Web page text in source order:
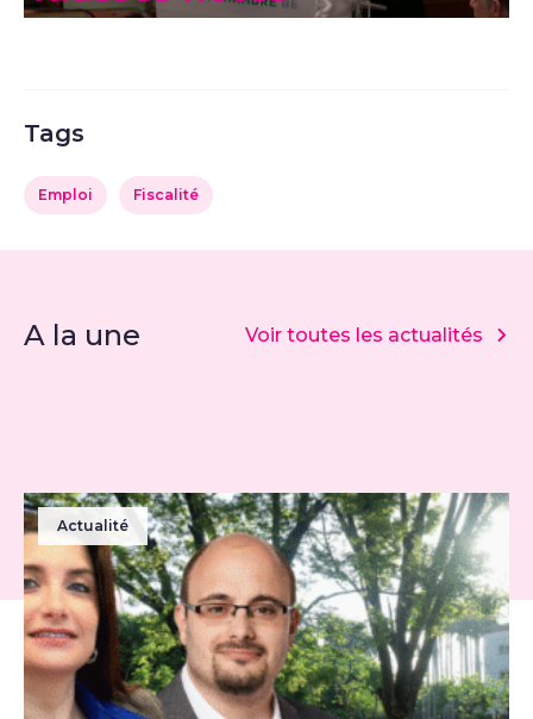
Tags
Emploi Fiscalité
A la une Voir toutes les actualités
Actualité